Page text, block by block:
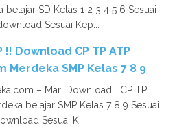
SD Kelas 1 2 3 4 5 6 Sesuai
Sesuai Kep...
!! Download CP TP ATP
Merdeka SMP Kelas 7 8 9
– Mari Download CP TP
belajar SMP Kelas 7 8 9 Sesuai
Sesuai K...